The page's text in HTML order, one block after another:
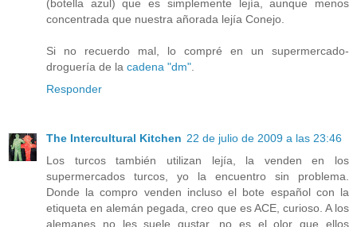
(botella azul) que es simplemente lejía, aunque menos
concentrada que nuestra añorada lejía Conejo.
Si no recuerdo mal, lo compré en un supermercado-
droguería de la cadena "dm"
Responder
The Intercultural Kitchen 22 de julio de 2009 a las 23:46
Los turcos también utilizan lejía, la venden en los
supermercados turcos, yo la encuentro sin problema.
Donde la compro venden incluso el bote español con la
etiqueta en alemán pegada, creo que es ACE, curioso. A los
alemanes no les suele gustar, no es el olor que ellos